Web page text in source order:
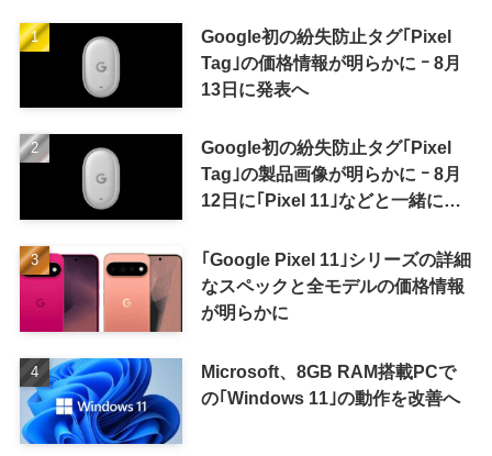
Google初の紛失防止タグ｢Pixel
Tag｣の価格情報が明らかに ｰ 8月
13日に発表へ
Google初の紛失防止タグ｢Pixel
Tag｣の製品画像が明らかに ｰ 8月
12日に｢Pixel 11｣などと一緒に発
｢Google Pixel 11｣シリーズの詳細
なスペックと全モデルの価格情報
が明らかに
Microsoft、8GB RAM搭載PCで
の｢Windows 11｣の動作を改善へ